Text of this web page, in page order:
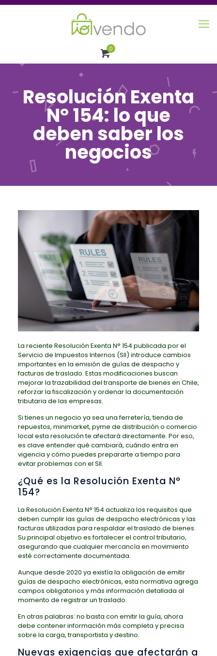
0
Resolución Exenta
N° 154: lo que
deben saber los
negocios
La reciente Resolución Exenta N° 154 publicada por el
Servicio de Impuestos Internos (SII) introduce cambios
importantes en la emisión de guías de despacho y
facturas de traslado. Estas modificaciones buscan
mejorar la trazabilidad del transporte de bienes en Chile,
reforzar la fiscalización y ordenar la documentación
tributaria de las empresas.
Si tienes un negocio ya sea una ferretería, tienda de
repuestos, minimarket, pyme de distribución o comercio
local esta resolución te afectará directamente. Por eso,
es clave entender qué cambiará, cuándo entra en
vigencia y cómo puedes prepararte a tiempo para
evitar problemas con el SII.
¿Qué es la Resolución Exenta N°
154?
La Resolución Exenta N° 154 actualiza los requisitos que
deben cumplir las guías de despacho electrónicas y las
facturas utilizadas para respaldar el traslado de bienes.
Su principal objetivo es fortalecer el control tributario,
asegurando que cualquier mercancía en movimiento
esté correctamente documentada.
Aunque desde 2020 ya existía la obligación de emitir
guías de despacho electrónicas, esta normativa agrega
campos obligatorios y más información detallada al
momento de registrar un traslado.
En otras palabras: no basta con emitir la guía, ahora
debe contener información más completa y precisa
sobre la carga, transportista y destino.
Nuevas exigencias que afectarán a